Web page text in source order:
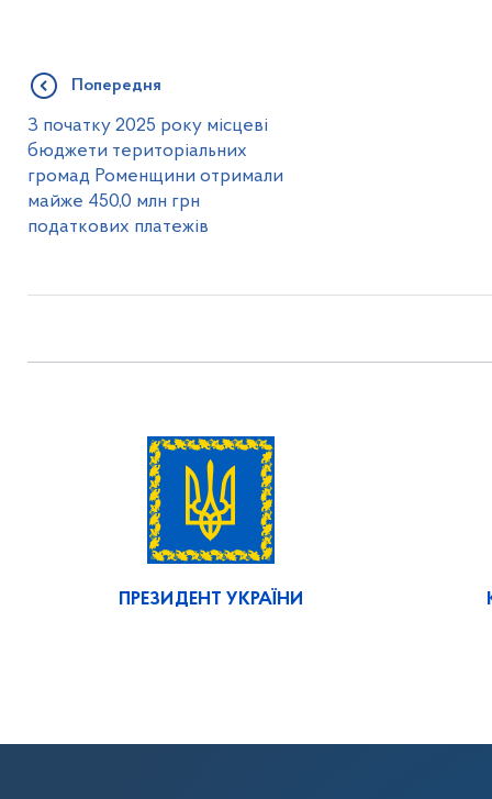
Попередня
З початку 2025 року місцеві
бюджети територіальних
громад Роменщини отримали
майже 450,0 млн грн
податкових платежів
ПРЕЗИДЕНТ УКРАЇНИ